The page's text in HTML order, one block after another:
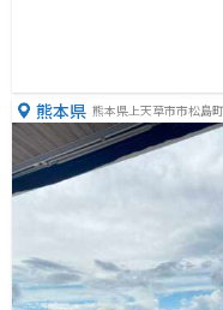
熊本県 熊本県上天草市市松島
前島６２１５−１６